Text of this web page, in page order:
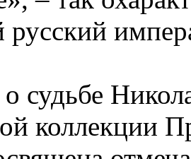
русский
судьбе
коллекции